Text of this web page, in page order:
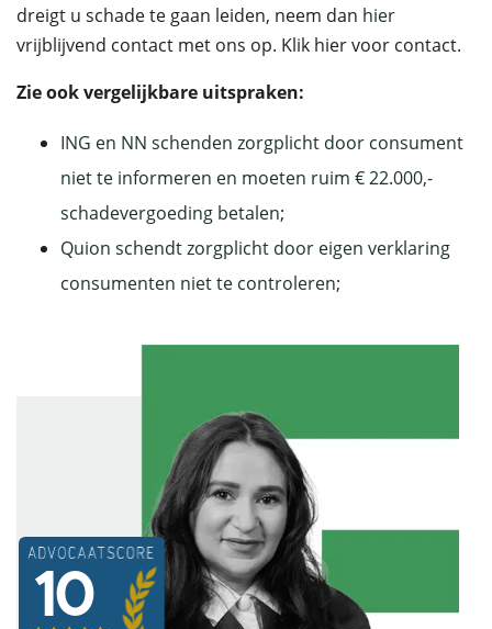
dreigt u schade te gaan leiden, neem dan hier
vrijblijvend contact met ons op. Klik hier voor contact.
Zie ook vergelijkbare uitspraken:
ING en NN schenden zorgplicht door consument
niet te informeren en moeten ruim € 22.000,-
schadevergoeding betalen;
Quion schendt zorgplicht door eigen verklaring
consumenten niet te controleren;